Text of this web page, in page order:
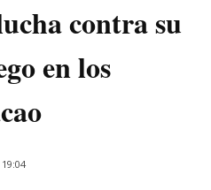
contra su
en los